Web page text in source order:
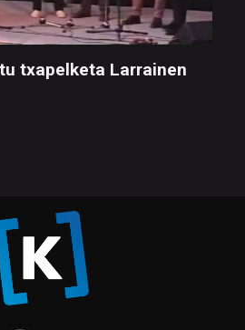
txapelketa Larrainen